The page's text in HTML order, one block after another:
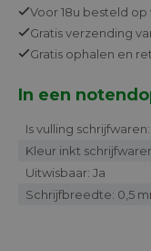
Voor 18u besteld op
Gratisverzending
Gratis ophalen en
In een
Is vulling schrijfwaren:
Kleur inkt
Uitwisbaar: Ja
Schrijfbreedte: 0,5